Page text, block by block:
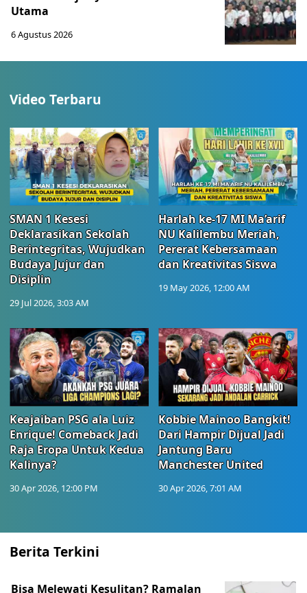
Utama
6 Agustus 2026
Video Terbaru
SMAN 1 Kesesi
Deklarasikan Sekolah
Berintegritas, Wujudkan
Budaya Jujur dan
Disiplin
29 Jul 2026, 3:03 AM
Harlah ke-17 MI Ma’arif
NU Kalilembu Meriah,
Pererat Kebersamaan
dan Kreativitas Siswa
19 May 2026, 12:00 AM
Keajaiban PSG ala Luiz
Enrique! Comeback Jadi
Raja Eropa Untuk Kedua
Kalinya?
30 Apr 2026, 12:00 PM
Kobbie Mainoo Bangkit!
Dari Hampir Dijual Jadi
Jantung Baru
Manchester United
30 Apr 2026, 7:01 AM
Berita Terkini
Bisa Melewati Kesulitan? Ramalan